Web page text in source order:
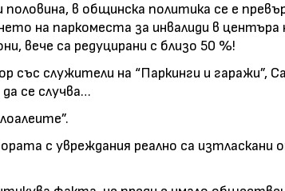
в общинска политика се е
на паркоместа за инвалиди в
вече са редуцирани с близо 50 %!
със служители на “Паркинги и гаражи”,
се случва…
с увреждания реално са изтласкани